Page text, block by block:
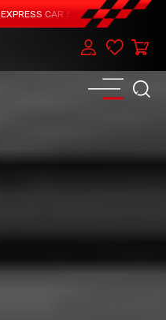
CAR SERVICE, MANUTENÇÃO